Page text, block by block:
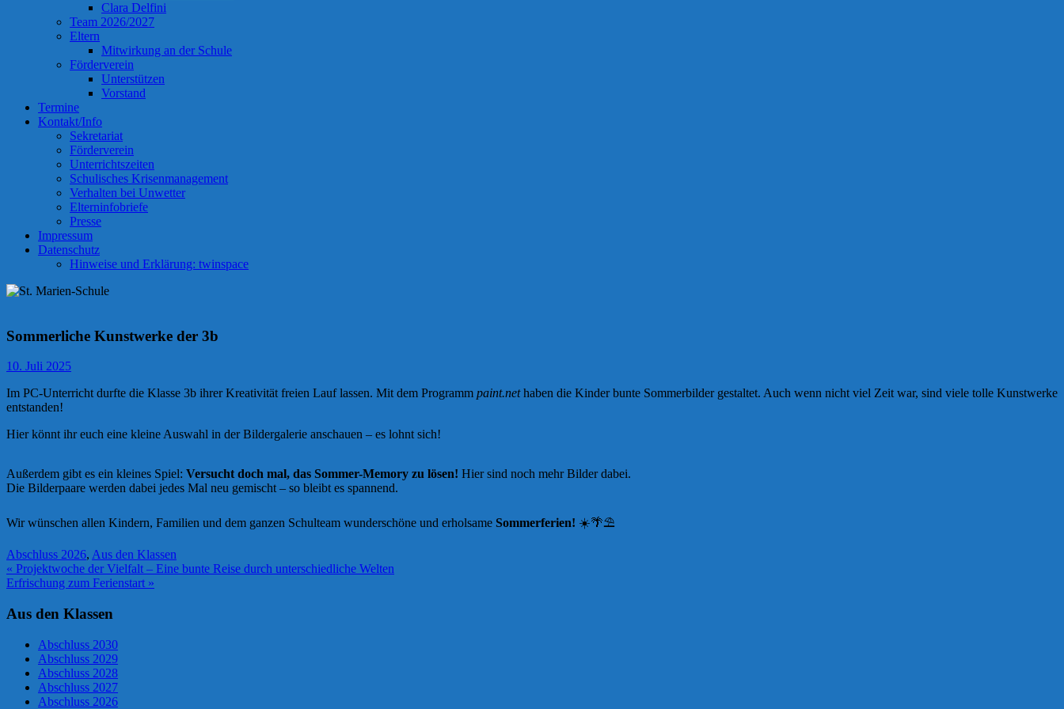
Clara Delfini
Team 2026/2027
Eltern
Mitwirkung an der Schule
Förderverein
Unterstützen
Vorstand
Termine
Kontakt/Info
Sekretariat
Förderverein
Unterrichtszeiten
Schulisches Krisenmanagement
Verhalten bei Unwetter
Elterninfobriefe
Presse
Impressum
Datenschutz
Hinweise und Erklärung: twinspace
Sommerliche Kunstwerke der 3b
10. Juli 2025
Im PC-Unterricht durfte die Klasse 3b ihrer Kreativität freien Lauf lassen. Mit dem Programm paint.nethaben die Kinder bunte Sommerbilder gestaltet. Auch wenn nicht viel Zeit war, sind viele tolle Kunstwerke
entstanden!
Hier könnt ihr euch eine kleine Auswahl in der Bildergalerie anschauen – es lohnt sich!
Außerdem gibt es ein kleines Spiel: Versucht doch mal, das Sommer-Memory zu lösen! Hier sind noch mehr Bilder dabei.
Die Bilderpaare werden dabei jedes Mal neu gemischt – so bleibt es spannend.
Wir wünschen allen Kindern, Familien und dem ganzen Schulteam wunderschöne und erholsame Sommerferien! ☀️🌴⛱️
Abschluss 2026, Aus den Klassen
Beitragsnavigation
« Projektwoche der Vielfalt – Eine bunte Reise durch unterschiedliche Welten
Erfrischung zum Ferienstart »
Aus den Klassen
Abschluss 2030
Abschluss 2029
Abschluss 2028
Abschluss 2027
Abschluss 2026